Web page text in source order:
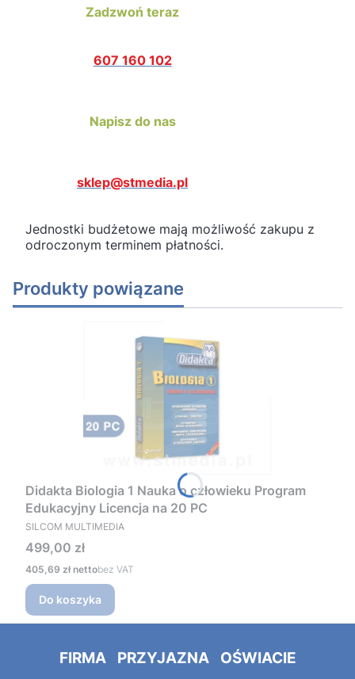
Zadzwoń teraz
607 160 102
Napisz do nas
sklep@stmedia.pl
Jednostki budżetowe mają możliwość zakupu z
odroczonym terminem płatności.
Produkty powiązane
Didakta Biologia 1 Nauka o człowieku Program
Edukacyjny Licencja na 20 PC
PRODUCENT
SILCOM MULTIMEDIA
Cena
499,00 zł
Cena
405,69 zł bez VAT
Do koszyka
FIRMA PRZYJAZNA OŚWIACIE